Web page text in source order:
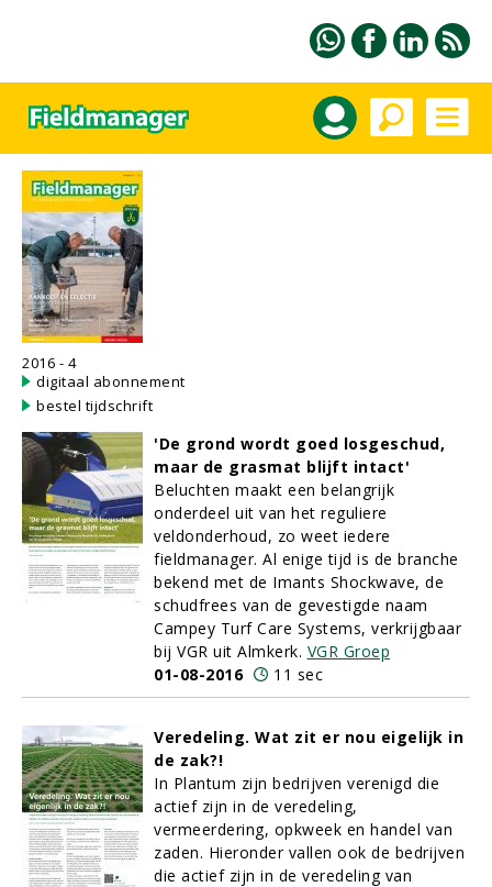
2016 - 4
digitaal abonnement
bestel tijdschrift
'De grond wordt goed losgeschud,
maar de grasmat blijft intact'
Beluchten maakt een belangrijk
onderdeel uit van het reguliere
veldonderhoud, zo weet iedere
fieldmanager. Al enige tijd is de branche
bekend met de Imants Shockwave, de
schudfrees van de gevestigde naam
Campey Turf Care Systems, verkrijgbaar
bij VGR uit Almkerk. VGR Groep
01-08-2016
11 sec
Veredeling. Wat zit er nou eigelijk in
de zak?!
In Plantum zijn bedrijven verenigd die
actief zijn in de veredeling,
vermeerdering, opkweek en handel van
zaden. Hieronder vallen ook de bedrijven
die actief zijn in de veredeling van